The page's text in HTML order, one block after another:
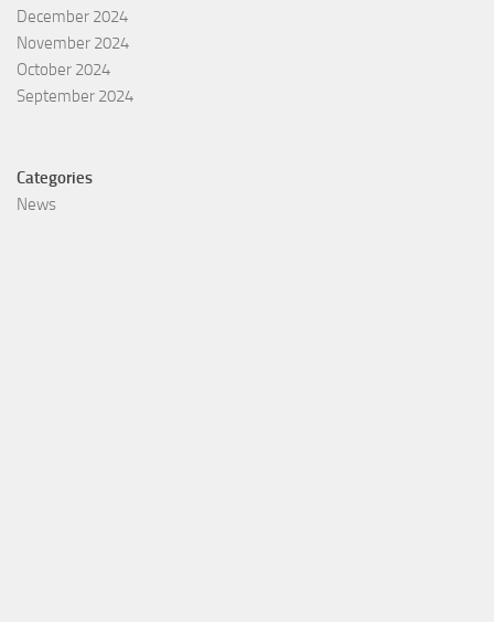
December 2024
November 2024
October 2024
September 2024
Categories
News